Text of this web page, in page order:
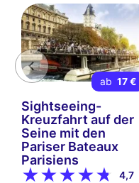
ab 17 €
Sightseeing-
Kreuzfahrt auf der
Seine mit den
Pariser Bateaux
Parisiens
4,7